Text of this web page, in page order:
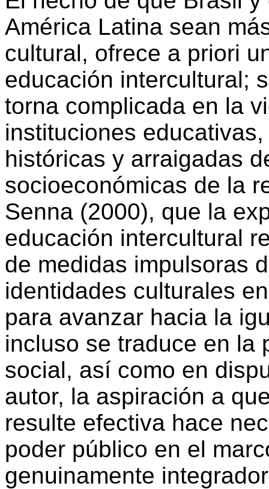
América Latina sean
cultural, ofrece a priori
educación intercultural;
torna complicada en la
instituciones
históricas y arraigadas
socioeconómicas de la
Senna (2000), que la
educación intercultural
de medidas impulsoras
identidades culturales
para avanzar hacia la
incluso se traduce en la
social, así como en
autor, la aspiración a
resulte efectiva hace
poder público en el
genuinamente